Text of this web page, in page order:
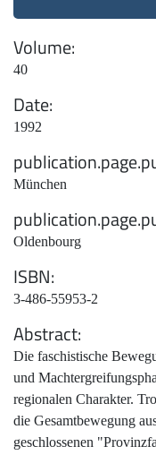
Volume
40
Date
1992
München
Oldenbourg
ISBN
3-486-55953-2
Abstract
Die faschistische
und
regionalen Charakter.
die Gesamtbewegung
geschlossenen